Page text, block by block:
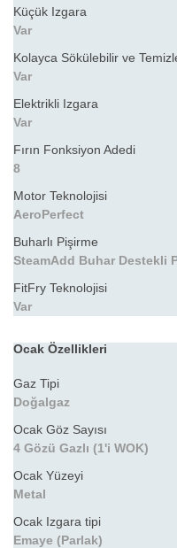
Küçük Izgara
Var
Kolayca Sökülebilir ve
Var
Elektrikli Izgara
Var
Fırın Fonksiyon Adedi
8
Motor Teknolojisi
AeroPerfect
Buharlı Pişirme
SteamAdd Buhar Destekli
FitFry Teknolojisi
Var
Ocak Özellikleri
Gaz Tipi
Doğalgaz
Ocak Göz Sayısı
4 Gözü Gazlı (1'i WOK)
Ocak Yüzeyi
Metal
Ocak Izgara tipi
Emaye (Parlak)